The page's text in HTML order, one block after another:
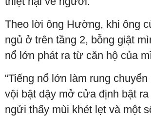
Theo lời ông Hường, khi ông
ngủ ở trên tầng 2, bỗng giật
nổ lớn phát ra từ căn hộ của
“Tiếng nổ lớn làm rung
vội bật dậy mở cửa định bật
ngửi thấy mùi khét lẹt và một